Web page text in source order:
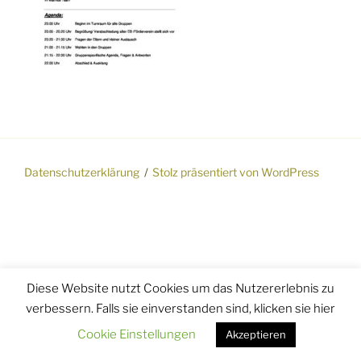
Datenschutzerklärung Stolz präsentiert von WordPress
Diese Website nutzt Cookies um das Nutzererlebnis zu
verbessern. Falls sie einverstanden sind, klicken sie hier
Cookie Einstellungen
Akzeptieren